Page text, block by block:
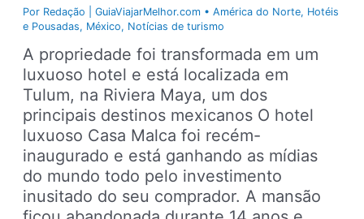
Por Redação | GuiaViajarMelhor.com •América do Norte, Hotéis
e Pousadas, México, Notícias de turismo
A propriedade foi transformada em um
luxuoso hotel e está localizada em
Tulum, na Riviera Maya, um dos
principais destinos mexicanos O hotel
luxuoso Casa Malca foi recém-
inaugurado e está ganhando as mídias
do mundo todo pelo investimento
inusitado do seu comprador. A mansão